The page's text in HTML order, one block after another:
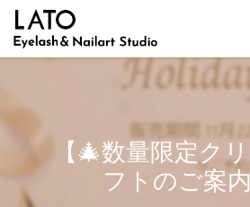
【🎄数量限定ク
フトのご案内